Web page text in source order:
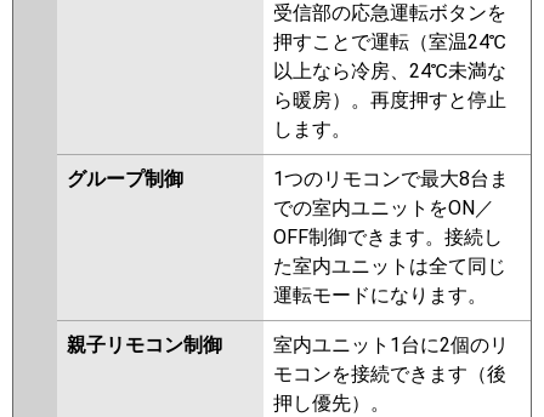
受信部の応急運転ボタンを
押すことで運転（室温24℃
以上なら冷房、24℃未満な
ら暖房）。再度押すと停止
します。
グループ制御
1つのリモコンで最大8台ま
での室内ユニットをON／
OFF制御できます。接続し
た室内ユニットは全て同じ
運転モードになります。
親子リモコン制御
室内ユニット1台に2個のリ
モコンを接続できます（後
押し優先）。